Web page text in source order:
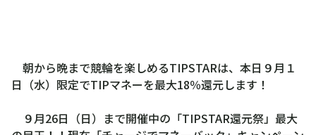
朝から晩まで競輪を楽しめるTIPSTARは、本日９月１
日（水）限定でTIPマネーを最大18％還元します！
９月26日（日）まで開催中の「TIPSTAR還元祭」最大